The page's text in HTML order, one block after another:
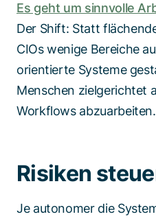
Es geht um sinnvolle
Der Shift: Statt
CIOs wenige Bereiche
orientierte Systeme
Menschen zielgerichtet
Workflows abzuarbeiten.
Risiken
Je autonomer die